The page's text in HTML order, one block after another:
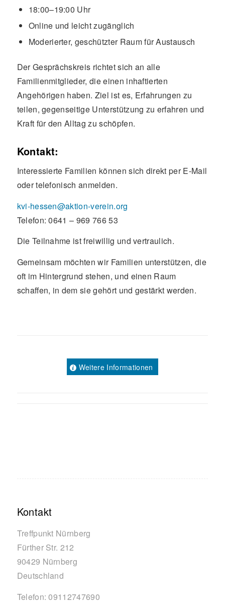
18:00–19:00 Uhr
Online und leicht zugänglich
Moderierter, geschützter Raum für Austausch
Der Gesprächskreis richtet sich an alle
Familienmitglieder, die einen inhaftierten
Angehörigen haben. Ziel ist es, Erfahrungen zu
teilen, gegenseitige Unterstützung zu erfahren und
Kraft für den Alltag zu schöpfen.
Kontakt:
Interessierte Familien können sich direkt per E-Mail
oder telefonisch anmelden.
kvi-hessen@aktion-verein.org
Telefon: 0641 – 969 766 53
Die Teilnahme ist freiwillig und vertraulich.
Gemeinsam möchten wir Familien unterstützen, die
oft im Hintergrund stehen, und einen Raum
schaffen, in dem sie gehört und gestärkt werden.
Weitere Informationen
Kontakt
Treffpunkt Nürnberg
Fürther Str. 212
90429 Nürnberg
Deutschland
Telefon:09112747690